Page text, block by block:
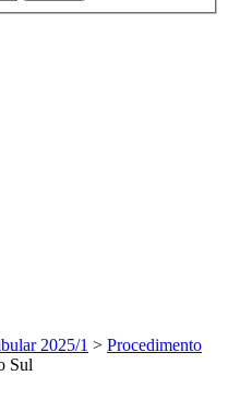
2025/1 > Procedimento
Sul